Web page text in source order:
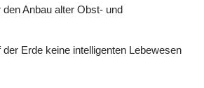
Anbau alter Obst- und
Erde keine intelligenten Lebewesen